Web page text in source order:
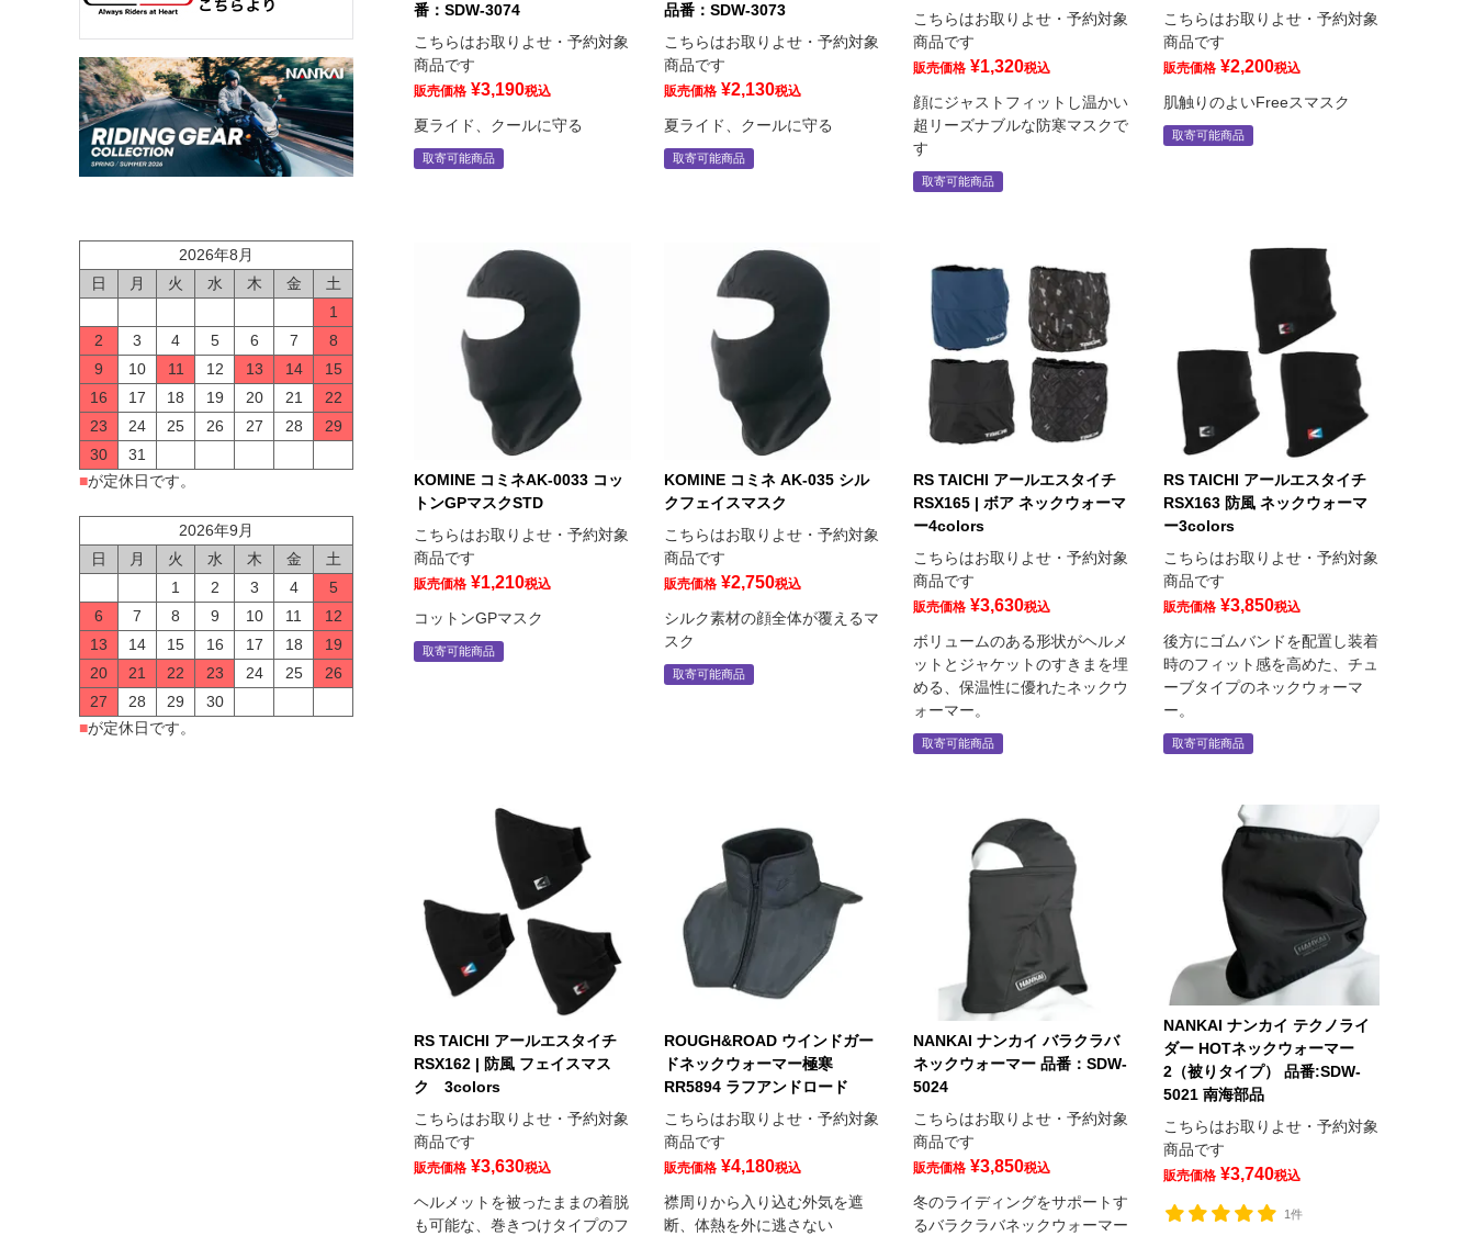
2026年8月
日
月 火 水 木 金
土
1
2
3 4 5 6 7
8
9
10 11 12 13 14
15
16
17 18 19 20 21
22
23
24 25 26 27 28
29
30
31
■が定休日です。
2026年9月
日
月 火 水 木 金
土
1
2 3 4
5
6
7 8 9 10 11
12
13
14 15 16 17 18
19
20
21 22 23 24 25
26
27
28 29
30
■が定休日です。
番：SDW-3074
こちらはお取りよせ・予約対象
商品です
販売価格 ¥3,190税込
夏ライド、クールに守る
取寄可能商品
品番：SDW-3073
こちらはお取りよせ・予約対象
商品です
販売価格 ¥2,130税込
夏ライド、クールに守る
取寄可能商品
こちらはお取りよせ・予約対象
商品です
販売価格 ¥1,320税込
顔にジャストフィットし温かい
超リーズナブルな防寒マスクで
す
取寄可能商品
こちらはお取りよせ・予約対象
商品です
販売価格 ¥2,200税込
肌触りのよいFreeスマスク
取寄可能商品
KOMINE コミネAK-0033 コッ
トンGPマスクSTD
こちらはお取りよせ・予約対象
商品です
販売価格 ¥1,210税込
コットンGPマスク
取寄可能商品
KOMINE コミネ AK-035 シル
クフェイスマスク
こちらはお取りよせ・予約対象
商品です
販売価格 ¥2,750税込
シルク素材の顔全体が覆えるマ
スク
取寄可能商品
RS TAICHI アールエスタイチ
RSX165 | ボア ネックウォーマ
ー4colors
こちらはお取りよせ・予約対象
商品です
販売価格 ¥3,630税込
ボリュームのある形状がヘルメ
ットとジャケットのすきまを埋
める、保温性に優れたネックウ
ォーマー。
取寄可能商品
RS TAICHI アールエスタイチ
RSX163 防風 ネックウォーマ
ー3colors
こちらはお取りよせ・予約対象
商品です
販売価格 ¥3,850税込
後方にゴムバンドを配置し装着
時のフィット感を高めた、チュ
ーブタイプのネックウォーマ
ー。
取寄可能商品
RS TAICHI アールエスタイチ
RSX162 | 防風 フェイスマス
ク 3colors
こちらはお取りよせ・予約対象
商品です
販売価格 ¥3,630税込
ヘルメットを被ったままの着脱
も可能な、巻きつけタイプのフ
ROUGH&ROAD ウインドガー
ドネックウォーマー極寒
RR5894 ラフアンドロード
こちらはお取りよせ・予約対象
商品です
販売価格 ¥4,180税込
襟周りから入り込む外気を遮
断、体熱を外に逃さない
NANKAI ナンカイ バラクラバ
ネックウォーマー 品番：SDW-
5024
こちらはお取りよせ・予約対象
商品です
販売価格 ¥3,850税込
冬のライディングをサポートす
るバラクラバネックウォーマー
NANKAI ナンカイ テクノライ
ダー HOTネックウォーマー
2（被りタイプ） 品番:SDW-
5021 南海部品
こちらはお取りよせ・予約対象
商品です
販売価格 ¥3,740税込
1件